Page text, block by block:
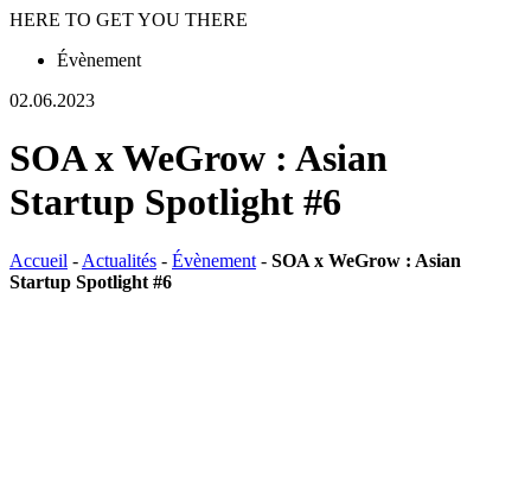
HERE TO GET YOU THERE
Évènement
02.06.2023
SOA x WeGrow : Asian
Startup Spotlight #6
Accueil - Actualités - Évènement - SOA x WeGrow : Asian
Startup Spotlight #6